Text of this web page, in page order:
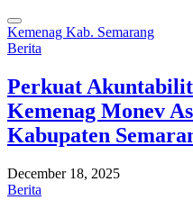
Kemenag Kab. Semarang
Berita
Perkuat
Kemenag Monev
Kabupaten
December 18, 2025
Berita